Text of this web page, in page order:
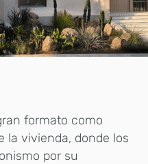
formato como
la vivienda, donde los
por su